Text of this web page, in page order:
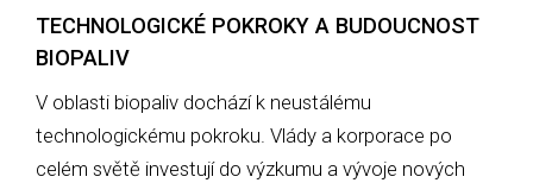
TECHNOLOGICKÉ POKROKY A BUDOUCNOST
BIOPALIV
V oblasti biopaliv dochází k neustálému
technologickému pokroku. Vlády a korporace po
celém světě investují do výzkumu a vývoje nových